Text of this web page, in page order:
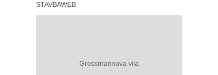
STAVBAWEB